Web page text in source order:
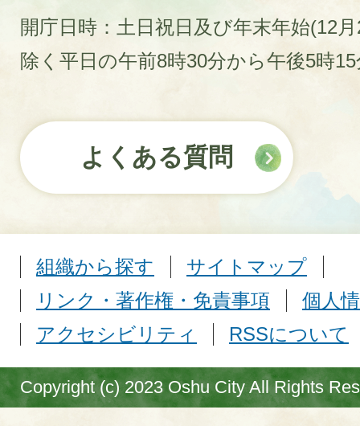
開庁日時：土日祝日及び年末年始(12
除く平日の午前8時30分から午後5時
よくある質問
組織から探す
サイトマップ
リンク・著作権・免責事項
個人
アクセシビリティ
RSSについて
Copyright (c) 2023 Oshu City All Rights